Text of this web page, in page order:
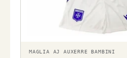
MAGLIA AJ AUXERRE BAMBINI